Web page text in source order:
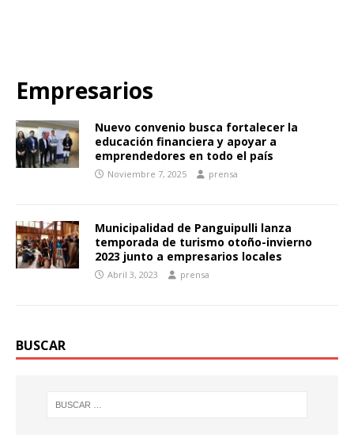
Empresarios
Nuevo convenio busca fortalecer la
educación financiera y apoyar a
emprendedores en todo el país
Noviembre 7, 2025 prensa
Municipalidad de Panguipulli lanza
temporada de turismo otoño-invierno
2023 junto a empresarios locales
Abril 3, 2023 prensa
BUSCAR